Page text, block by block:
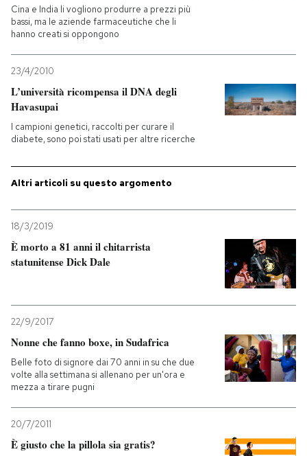
Cina e India li vogliono produrre a prezzi più
bassi, ma le aziende farmaceutiche che li
hanno creati si oppongono
23/4/2010
L’università ricompensa il DNA degli
Havasupai
I campioni genetici, raccolti per curare il
diabete, sono poi stati usati per altre ricerche
Altri articoli su questo argomento
18/3/2019
È morto a 81 anni il chitarrista
statunitense Dick Dale
22/9/2017
Nonne che fanno boxe, in Sudafrica
Belle foto di signore dai 70 anni in su che due
volte alla settimana si allenano per un'ora e
mezza a tirare pugni
20/7/2011
È giusto che la pillola sia gratis?